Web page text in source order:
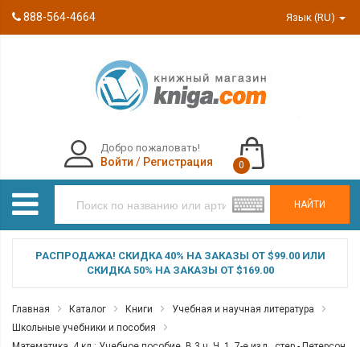
888-564-4664 Язык (RU)
НАЙТИ
Добро пожаловать!
Войти / Регистрация 0
РАСПРОДАЖА! СКИДКА 40% НА ЗАКАЗЫ ОТ $99.00 ИЛИ
СКИДКА 50% НА ЗАКАЗЫ ОТ $169.00
Главная Каталог Книги
Учебная и научная литература
Школьные учебники и пособия